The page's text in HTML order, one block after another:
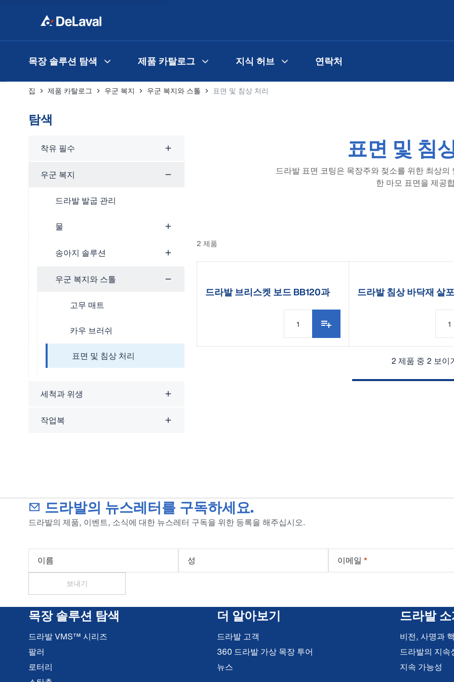
목장 솔루션 탐색 제품 카탈로그 지식 허브 연락처
집 제품 카탈로그 우군 복지 우군 복지와 스톨 표면 및 침상 처리
탐색
착유 필수
우군 복지
드라발 발굽 관리
물
송아지 솔루션
우군 복지와 스톨
고무 매트
카우 브러쉬
표면 및 침상 처리
세척과 위생
작업복
표면 및 침
드라발 표면 코팅은 목장주와 젖소를 위한 최상
한 마모 표면을 제공
2 제품
드라발 브리스켓 보드 BB120과
드라발 침상 바닥재 살
2 제품 중 2 보이
드라발의 뉴스레터를 구독하세요.
드라발의 제품, 이벤트, 소식에 대한 뉴스레터 구독을 위한 등록을 해주십시오.
이름 성 이메일 *
보내기
목장 솔루션 탐색
드라발 VMS™ 시리즈
팔러
로터리
더 알아보기
드라발 고객
360 드라발 가상 목장 투어
뉴스
드라발
비전, 사명과
드라발의 지속
지속 가능성